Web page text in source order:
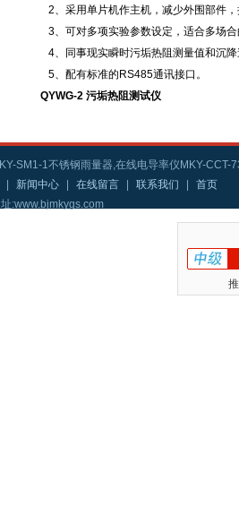
2、采用单片机作主机，减少外围部件
3、可对多项实验参数设定，适合多场
4、同事现实瞬时污垢热阻测量值和沉
5、配有标准的RS485通讯接口。
QYWG-2 污垢热阻测试仪
SM1-1不锈钢雨量器,在线电导率仪MKY-CCT-
新闻中心 在线留言 联系我们
首页
:www.bjmkygs.com